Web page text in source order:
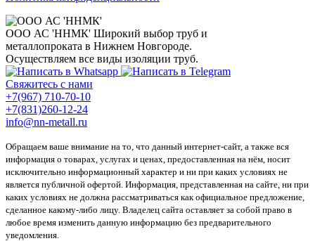
ООО АС 'ННМК' Широкий выбор труб и
металлопроката в Нижнем Новгороде.
Осуществляем все виды изоляции труб.
Свяжитесь с нами
+7(967) 710-70-10
+7(831)260-12-24
info@nn-metall.ru
Обращаем ваше внимание на то, что данный интернет-сайт, а также вся
информация о товарах, услугах и ценах, предоставленная на нём, носит
исключительно информационный характер и ни при каких условиях не
является публичной офертой. Информация, представленная на сайте, ни при
каких условиях не должна рассматриваться как официальное предложение,
сделанное какому-либо лицу. Владелец сайта оставляет за собой право в
любое время изменить данную информацию без предварительного
уведомления.